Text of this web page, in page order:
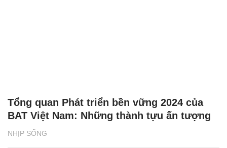
NHỊP SỐNG
Tổng quan Phát triển bền vững 2024 của
BAT Việt Nam: Những thành tựu ấn tượng